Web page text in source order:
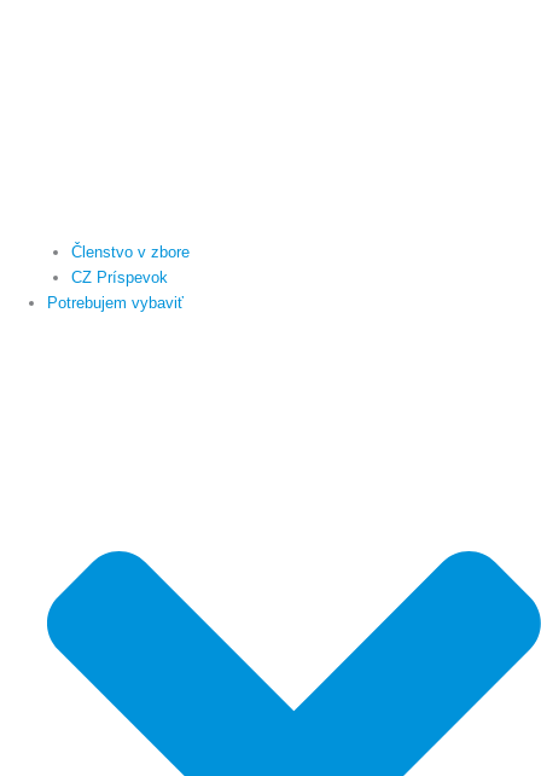
Členstvo v zbore
CZ Príspevok
Potrebujem vybaviť